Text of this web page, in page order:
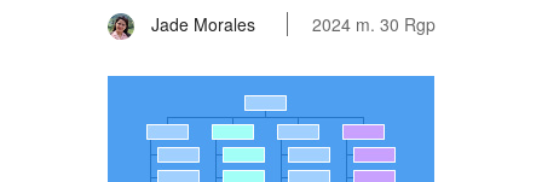
Jade Morales 2024 m. 30 Rgp